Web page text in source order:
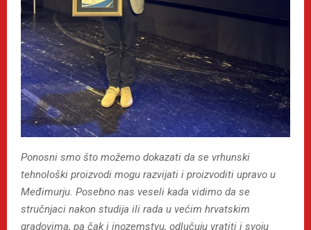
Ponosni smo što možemo dokazati da se vrhunski
tehnološki proizvodi mogu razvijati i proizvoditi upravo u
Međimurju. Posebno nas veseli kada vidimo da se
stručnjaci nakon studija ili rada u većim hrvatskim
gradovima, pa čak i inozemstvu, odlučuju vratiti i svoju